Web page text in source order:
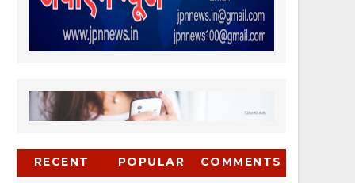
RECENT POPULAR COMMENTS